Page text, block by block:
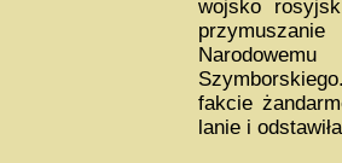
wojsko
fakcie
lanie i